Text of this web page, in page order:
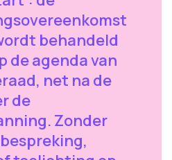
behandeld
de agenda van
net na de
de
Zonder